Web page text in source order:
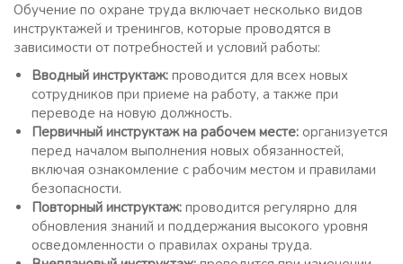
Обучение по охране труда включает несколько видов
инструктажей и тренингов, которые проводятся в
зависимости от потребностей и условий работы:
Вводный инструктаж: проводится для всех новых
сотрудников при приеме на работу, а также при
переводе на новую должность.
Первичный инструктаж на рабочем месте: организуется
перед началом выполнения новых обязанностей,
включая ознакомление с рабочим местом и правилами
безопасности.
Повторный инструктаж: проводится регулярно для
обновления знаний и поддержания высокого уровня
осведомленности о правилах охраны труда.